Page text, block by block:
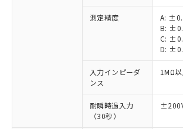
測定精度
A:
B:
C:
D:
入力インピーダ
ンス
1MΩ
耐瞬時過入力
（30秒）
対応済み：EU RoHS指令（10物
非含有に対応した製品が提供可能
対応予定：EU RoHS指令（10物質